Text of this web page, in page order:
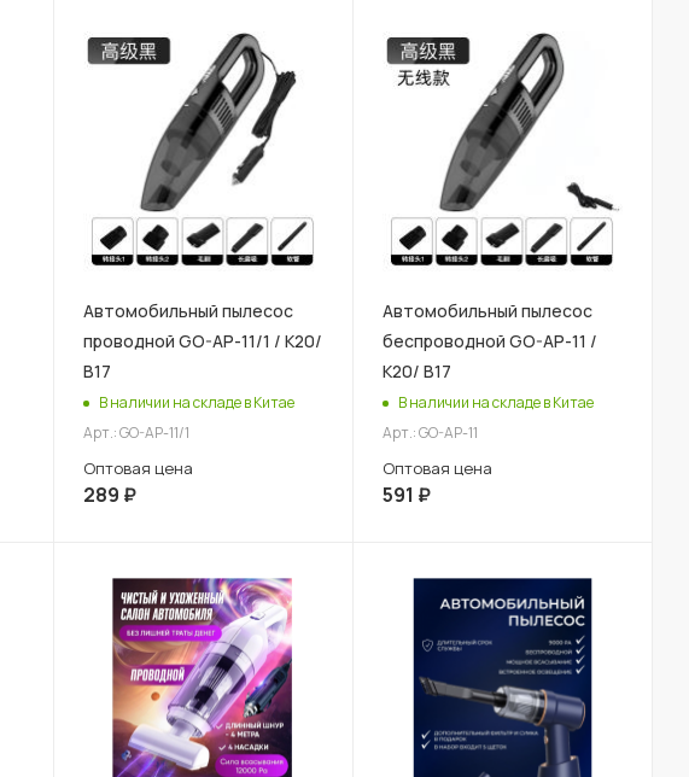
Автомобильный пылесос
проводной GO-AP-11/1 / К20/
В17
В наличии на складе в Китае
Арт.: GO-AP-11/1
Оптовая цена
289 ₽
Автомобильный пылесос
беспроводной GO-AP-11 /
К20/ В17
В наличии на складе в Китае
Арт.: GO-AP-11
Оптовая цена
591 ₽